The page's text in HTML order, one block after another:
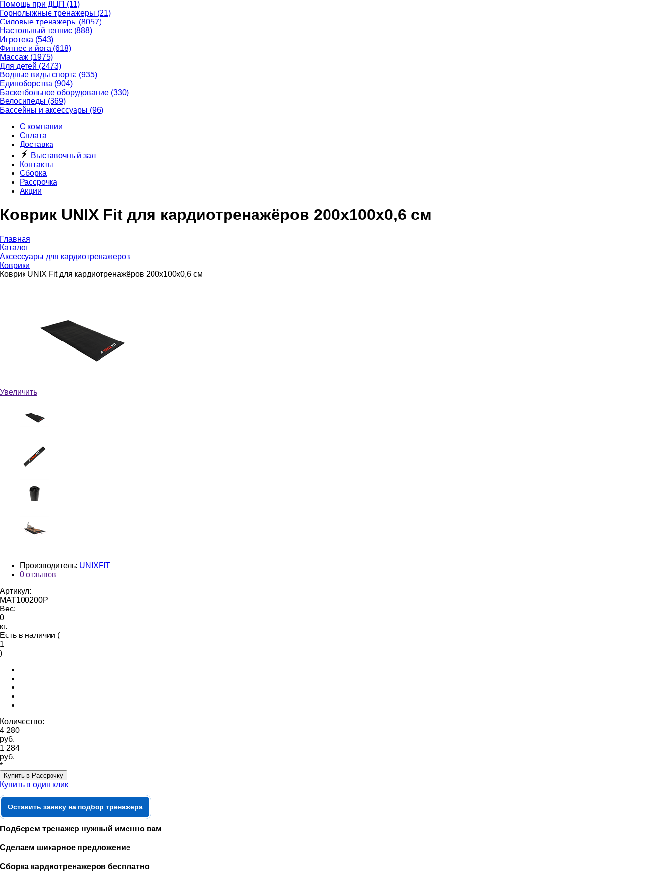
Помощь при ДЦП (11)
Горнолыжные тренажеры (21)
Силовые тренажеры (8057)
Настольный теннис (888)
Игротека (543)
Фитнес и йога (618)
Массаж (1975)
Для детей (2473)
Водные виды спорта (935)
Единоборства (904)
Баскетбольное оборудование (330)
Велосипеды (369)
Бассейны и аксессуары (96)
О компании
Оплата
Доставка
Выставочный зал
Контакты
Сборка
Рассрочка
Акции
Коврик UNIX Fit для кардиотренажёров 200x100x0,6 см
Главная
Каталог
Аксессуары для кардиотренажеров
Коврики
Коврик UNIX Fit для кардиотренажёров 200x100x0,6 см
Увеличить
Производитель: UNIXFIT
0 отзывов
Артикул:
MAT100200P
Вес:
0
кг.
Есть в наличии (
1
)
Количество:
4 280
руб.
1 284
руб.
*
Купить в Рассрочку
Купить в один клик
Оставить заявку на подбор тренажера
Подберем тренажер нужный именно вам
Сделаем шикарное предложение
Сборка кардиотренажеров бесплатно